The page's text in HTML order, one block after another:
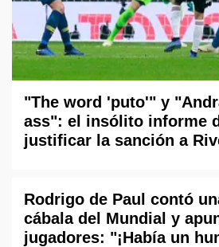
"The word 'puto'" y
ass": el insólito informe
justificar la sanción a
Rodrigo de Paul contó
cábala del Mundial y
jugadores: "¡Había un